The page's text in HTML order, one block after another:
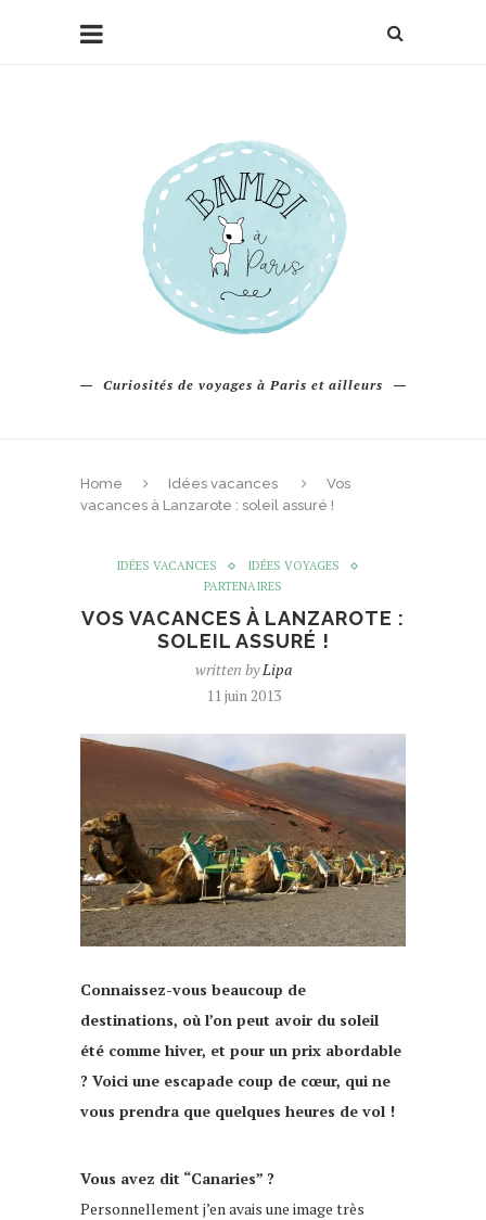
Curiosités de voyages à Paris et ailleurs
Home Idées vacances
Vos
vacances à Lanzarote : soleil assuré !
IDÉES VACANCES
IDÉES VOYAGES
PARTENAIRES
VOS VACANCES À LANZAROTE :
SOLEIL ASSURÉ !
written byLipa
11 juin 2013
Connaissez-vous beaucoup de
destinations, où l’on peut avoir du soleil
été comme hiver, et pour un prix abordable
? Voici une escapade coup de cœur, qui ne
vous prendra que quelques heures de vol !
Vous avez dit “Canaries” ?
Personnellement j’en avais une image très